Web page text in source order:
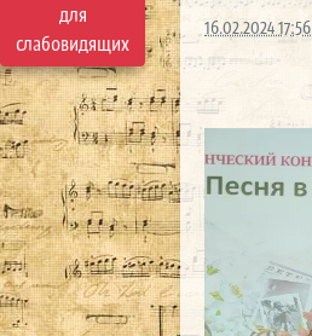
для
слабовидящих
16.02.2024 17:56